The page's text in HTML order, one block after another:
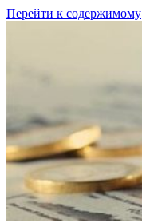
Перейти к содержимому